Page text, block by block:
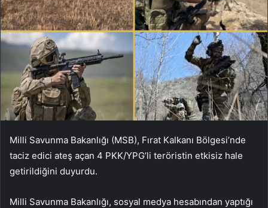
Milli Savunma Bakanlığı (MSB), Fırat Kalkanı Bölgesi’nde
taciz edici ateş açan 4 PKK/YPG’li teröristin etkisiz hale
getirildiğini duyurdu.
Milli Savunma Bakanlığı, sosyal medya hesabından yaptığı